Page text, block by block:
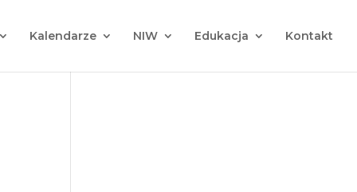
Kalendarze NIW Edukacja Kontakt